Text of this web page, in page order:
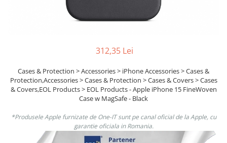
Gaming PC & Console
Microfoane & Casti Gaming
Scaune Gaming
Tastaturi Gaming
Periferice PC
Camere Web
312,35 Lei
Cases & Protection > Accessories > iPhone Accessories > Cases &
Protection,Accessories > Cases & Protection > Cases & Covers > Cases
& Covers,EOL Products > EOL Products - Apple iPhone 15 FineWoven
Case w MagSafe - Black
*Produsele Apple furnizate de One-IT sunt pe canal oficial de la Apple, cu
garantie oficiala in Romania.